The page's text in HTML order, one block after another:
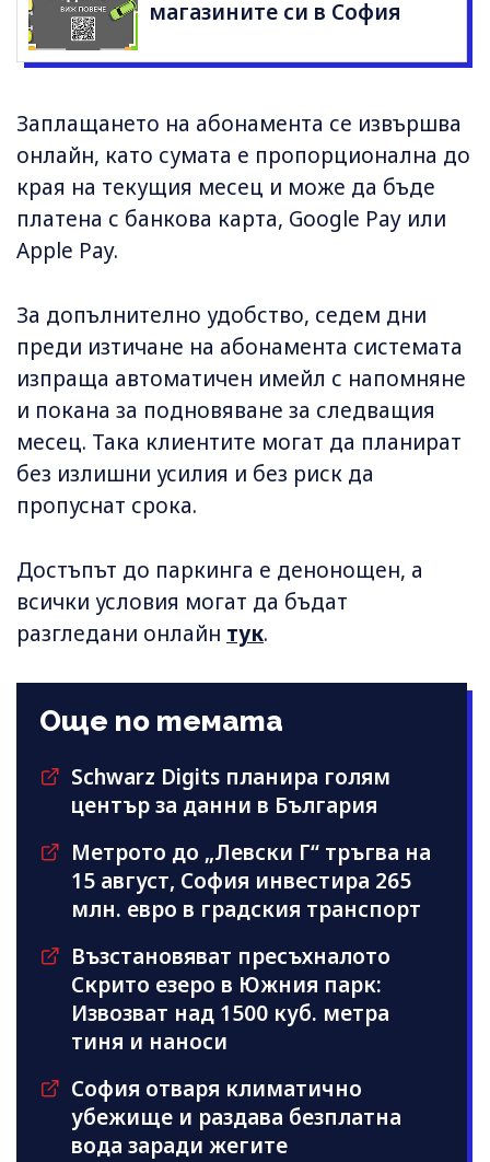
магазините си в София
Заплащането на абонамента се извършва
онлайн, като сумата е пропорционална до
края на текущия месец и може да бъде
платена с банкова карта, Google Pay или
Apple Pay.
За допълнително удобство, седем дни
преди изтичане на абонамента системата
изпраща автоматичен имейл с напомняне
и покана за подновяване за следващия
месец. Така клиентите могат да планират
без излишни усилия и без риск да
пропуснат срока.
Достъпът до паркинга е денонощен, а
всички условия могат да бъдат
разгледани онлайн тук.
Още по темата
Schwarz Digits планира голям
център за данни в България
Метрото до „Левски Г“ тръгва на
15 август, София инвестира 265
млн. евро в градския транспорт
Възстановяват пресъхналото
Скрито езеро в Южния парк:
Извозват над 1500 куб. метра
тиня и наноси
София отваря климатично
убежище и раздава безплатна
вода заради жегите